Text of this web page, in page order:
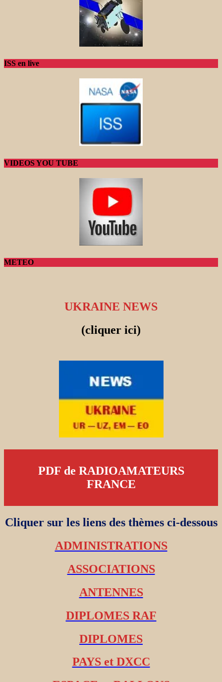
ISS en live
VIDEOS YOU TUBE
METEO
UKRAINE NEWS
(cliquer ici)
PDF de RADIOAMATEURS
FRANCE
Cliquer sur les liens des thèmes ci-dessous
ADMINISTRATIONS
ASSOCIATIONS
ANTENNES
DIPLOMES RAF
DIPLOMES
PAYS et DXCC